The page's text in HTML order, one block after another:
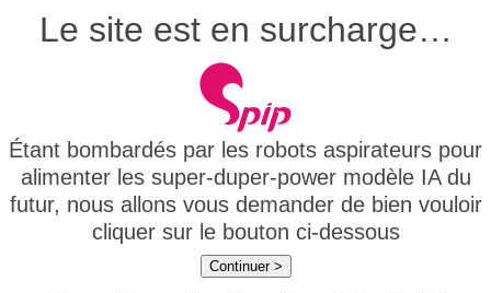
Le site est en surcharge…
Étant bombardés par les robots aspirateurs pour
alimenter les super-duper-power modèle IA du
futur, nous allons vous demander de bien vouloir
cliquer sur le bouton ci-dessous
Continuer >